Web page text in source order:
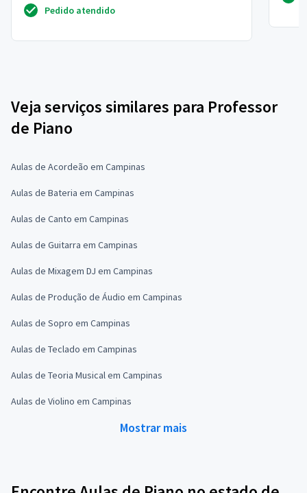
Pedido atendido
Veja serviços similares para Professor
de Piano
Aulas de Acordeão em Campinas
Aulas de Bateria em Campinas
Aulas de Canto em Campinas
Aulas de Guitarra em Campinas
Aulas de Mixagem DJ em Campinas
Aulas de Produção de Áudio em Campinas
Aulas de Sopro em Campinas
Aulas de Teclado em Campinas
Aulas de Teoria Musical em Campinas
Aulas de Violino em Campinas
Mostrar mais